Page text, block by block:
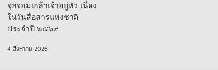
จุลจอมเกล้าเจ้าอยู่หัว เนื่อง
ในวันสื่อสารแห่งชาติ
ประจำปี ๒๕๖๙
4 สิงหาคม 2026